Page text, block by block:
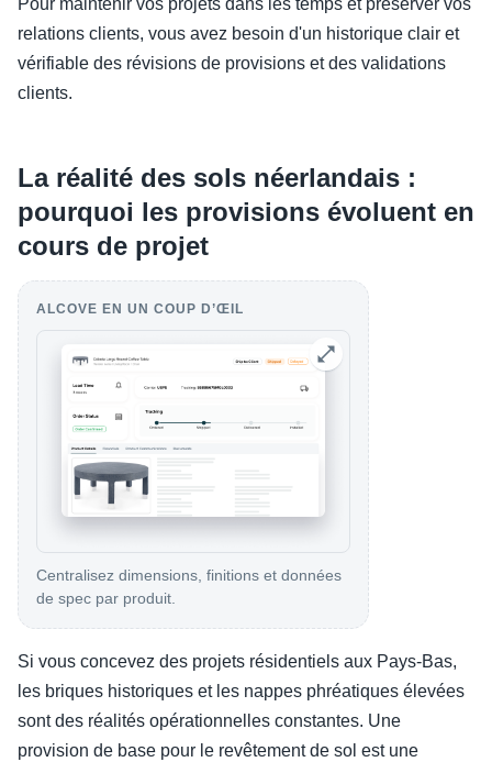
Pour maintenir vos projets dans les temps et préserver vos
relations clients, vous avez besoin d'un historique clair et
vérifiable des révisions de provisions et des validations
clients.
La réalité des sols néerlandais :
pourquoi les provisions évoluent en
cours de projet
ALCOVE EN UN COUP D’ŒIL
Centralisez dimensions, finitions et données
de spec par produit.
Si vous concevez des projets résidentiels aux Pays-Bas,
les briques historiques et les nappes phréatiques élevées
sont des réalités opérationnelles constantes. Une
provision de base pour le revêtement de sol est une